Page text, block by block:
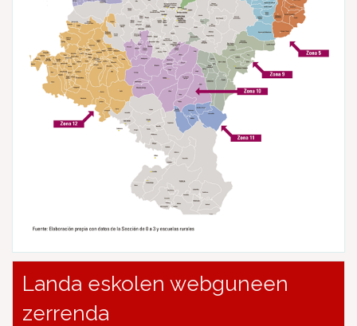
Landa eskolen webguneen
zerrenda